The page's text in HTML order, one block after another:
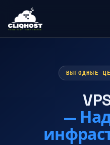
ВЫГОДНЫЕ
—